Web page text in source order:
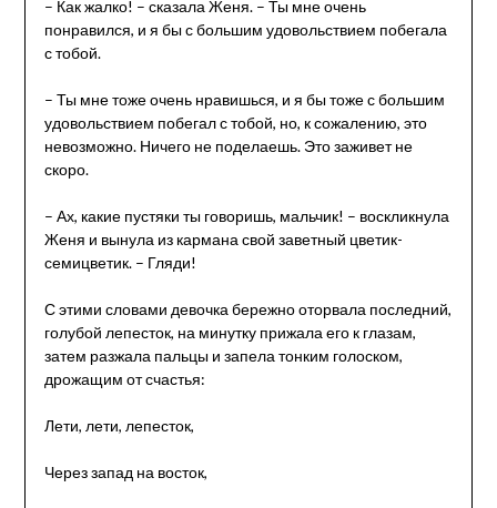
– Как жалко! – сказала Женя. – Ты мне очень
понравился, и я бы с большим удовольствием побегала
с тобой.
– Ты мне тоже очень нравишься, и я бы тоже с большим
удовольствием побегал с тобой, но, к сожалению, это
невозможно. Ничего не поделаешь. Это заживет не
скоро.
– Ах, какие пустяки ты говоришь, мальчик! – воскликнула
Женя и вынула из кармана свой заветный цветик-
семицветик. – Гляди!
С этими словами девочка бережно оторвала последний,
голубой лепесток, на минутку прижала его к глазам,
затем разжала пальцы и запела тонким голоском,
дрожащим от счастья:
Лети, лети, лепесток,
Через запад на восток,